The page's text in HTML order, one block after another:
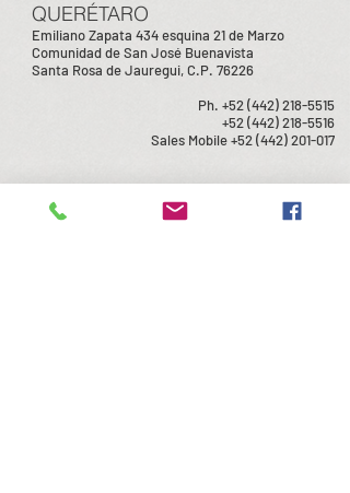
QUERÉTARO
Emiliano Zapata 434 esquina 21 de Marzo
Comunidad de San José Buenavista
Santa Rosa de Jauregui, C.P. 76226
Ph. +52 (442) 218-5515
+52 (442) 218-5516
Sales Mobile+52 (442) 201-017